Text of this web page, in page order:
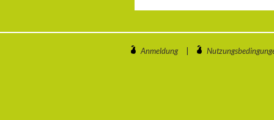
Anmeldung